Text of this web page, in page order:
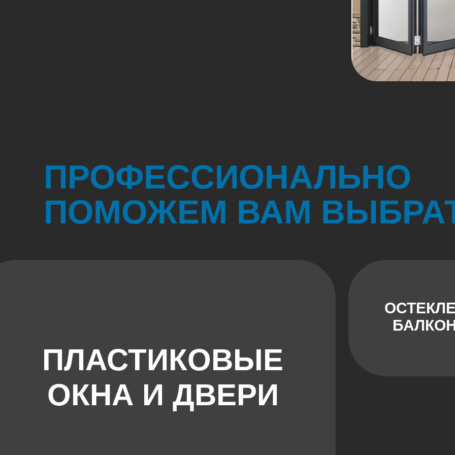
ПРОФЕССИОНАЛЬНО
ПОМОЖЕМ ВАМ
ПЛАСТИКОВЫЕ
ОКНА И ДВЕРИ